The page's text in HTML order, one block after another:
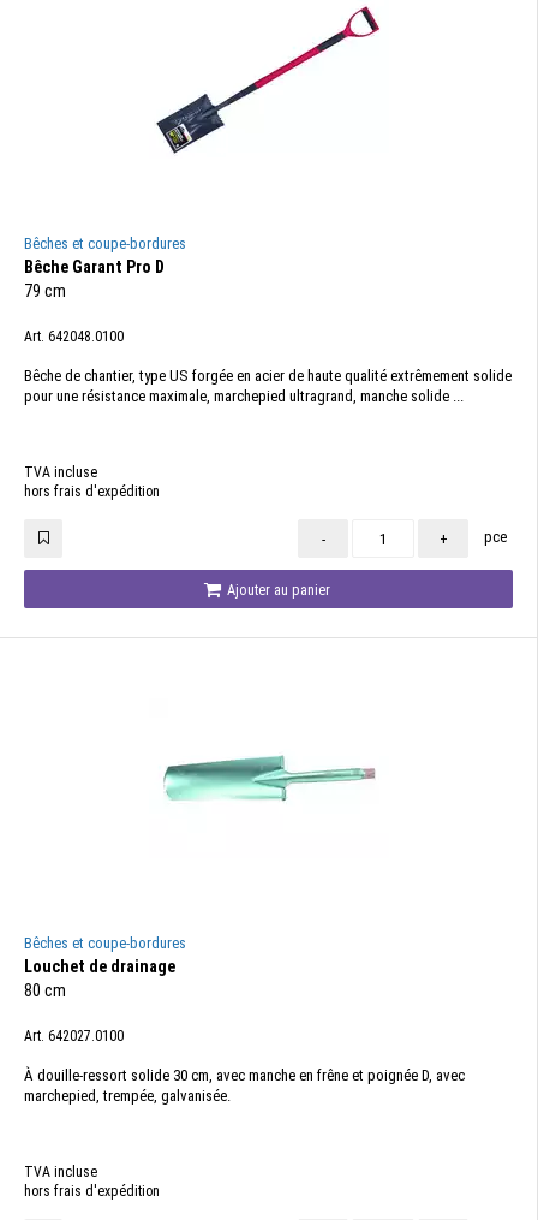
Bêches et coupe-bordures
Bêche Garant Pro D
79 cm
Art. 642048.0100
Bêche de chantier, type US forgée en acier de haute qualité extrêmement solide
pour une résistance maximale, marchepied ultragrand, manche solide ...
TVA incluse
hors frais d'expédition
- + pce
Ajouter au panier
Bêches et coupe-bordures
Louchet de drainage
80 cm
Art. 642027.0100
À douille-ressort solide 30 cm, avec manche en frêne et poignée D, avec
marchepied, trempée, galvanisée.
TVA incluse
hors frais d'expédition